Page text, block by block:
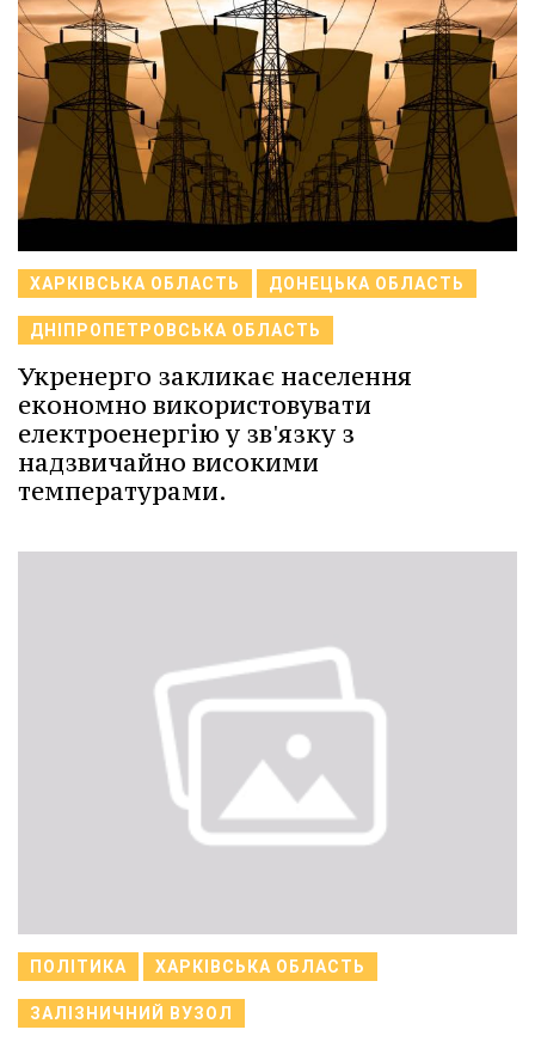
ХАРКІВСЬКА ОБЛАСТЬ ДОНЕЦЬКА ОБЛАСТЬ
ДНІПРОПЕТРОВСЬКА ОБЛАСТЬ
Укренерго закликає населення
економно використовувати
електроенергію у зв'язку з
надзвичайно високими
температурами.
ПОЛІТИКА ХАРКІВСЬКА ОБЛАСТЬ
ЗАЛІЗНИЧНИЙ ВУЗОЛ